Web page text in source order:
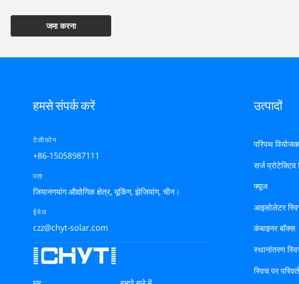
जमा करना
हमसे संपर्क करें
टेलीफोन
+86-15058987111
पता
जियानगयांग औद्योगिक क्षेत्र, यूकिंग, झेजियांग, चीन।
ईमेल
czz@chyt-solar.com
उत्पादों
परिपथ वियोजक
सर्ज प्रोटेक्टिव
फ्यूज
आइसोलेटर
कंबाइनर बॉक्स
स्थानांतरण
स्विच पर